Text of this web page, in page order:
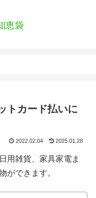
恵袋
トカード払いに
2022.02.04 2025.01.28
用雑貨、家具家電ま
ができます。